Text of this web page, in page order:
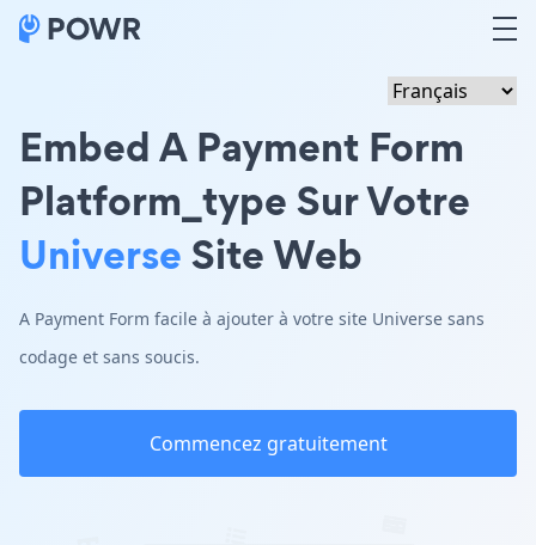
Embed A Payment Form
Platform_type Sur Votre
UniverseSite Web
A Payment Form facile à ajouter à votre site Universe sans
codage et sans soucis.
Commencez gratuitement